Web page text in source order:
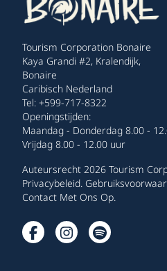
Tourism Corporation Bonaire
Kaya Grandi #2, Kralendijk,
Bonaire
Caribisch Nederland
Tel: +599-717-8322
Openingstijden:
Maandag - Donderdag 8.00 -
Vrijdag 8.00 - 12.00 uur
Auteursrecht 2026 Tourism
Privacybeleid.
Contact Met Ons Op.